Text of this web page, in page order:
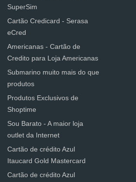
SuperSim
Cartão Credicard - Serasa
eCred
Americanas - Cartão de
Credito para Loja Americanas
Submarino muito mais do que
produtos
Produtos Exclusivos de
Shoptime
Sou Barato - A maior loja
outlet da Internet
Cartão de crédito Azul
Itaucard Gold Mastercard
Cartão de crédito Azul